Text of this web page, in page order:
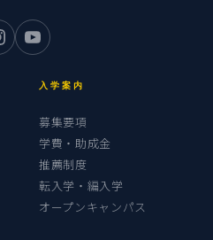
入学案内
募集要項
学費・助成金
推薦制度
転入学・編入学
オープンキャンパス